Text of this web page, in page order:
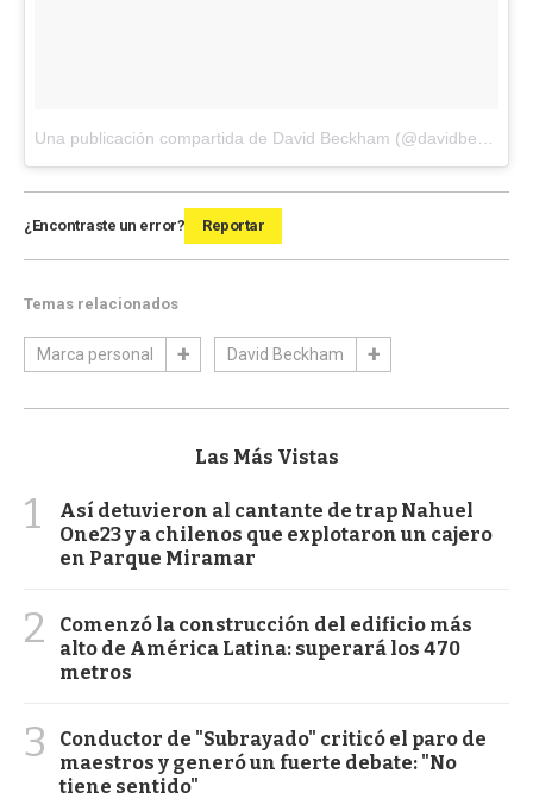
¿Encontraste un error? Reportar
Temas relacionados
Marca personal David Beckham
Las Más Vistas
1
Así detuvieron al cantante de trap Nahuel
One23 y a chilenos que explotaron un cajero
en Parque Miramar
2
Comenzó la construcción del edificio más
alto de América Latina: superará los 470
metros
3
Conductor de "Subrayado" criticó el paro de
maestros y generó un fuerte debate: "No
tiene sentido"